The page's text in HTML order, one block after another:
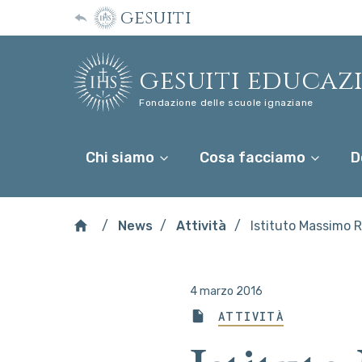
gesuiti
gesuiti
Fondazione delle scuole ignaziane
Chi siamo Cosa facciamo
News Attività Istituto Massimo
4 marzo 2016
ATTIVITÀ